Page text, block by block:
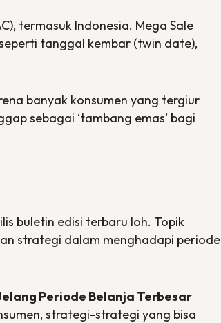
termasuk Indonesia. Mega Sale
tanggal kembar (twin date),
banyak konsumen yang tergiur
sebagai ‘tambang emas’ bagi
buletin edisi terbaru loh. Topik
strategi dalam menghadapi periode
Periode Belanja Terbesar
strategi-strategi yang bisa